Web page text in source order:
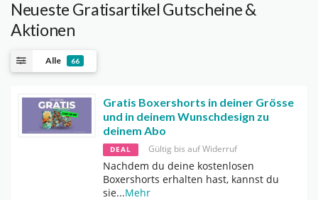
Neueste Gratisartikel Gutscheine &
Aktionen
Alle 66
Gratis Boxershorts in deiner Grösse
und in deinem Wunschdesign zu
deinem Abo
DEAL Gültig bis auf Widerruf
Nachdem du deine kostenlosen
Boxershorts erhalten hast, kannst du
sie...Mehr